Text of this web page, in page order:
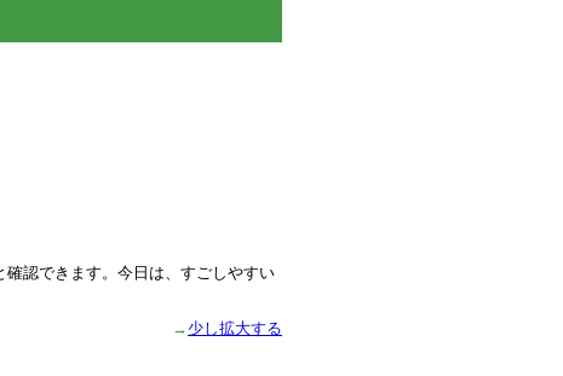
認できます。今日は、すごしやすい
→ 少し拡大する